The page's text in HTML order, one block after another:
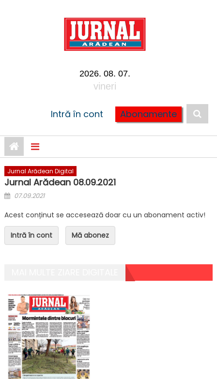
2026. 08. 07.
vineri
Intră în cont Abonamente
Jurnal Arădean Digital
Jurnal Arădean 08.09.2021
Posted on
07.09.2021
Acest conținut se accesează doar cu un abonament activ!
Intră în cont Mă abonez